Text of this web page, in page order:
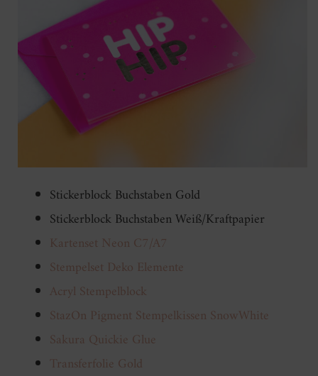
Stickerblock Buchstaben Gold
Stickerblock Buchstaben Weiß/Kraftpapier
Kartenset Neon C7/A7
Stempelset Deko Elemente
Acryl Stempelblock
StazOn Pigment Stempelkissen SnowWhite
Sakura Quickie Glue
Transferfolie Gold